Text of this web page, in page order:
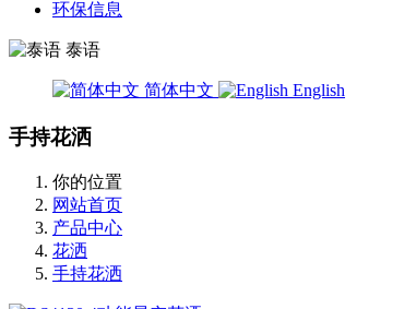
环保信息
泰语
简体中文 English
手持花洒
你的位置
网站首页
产品中心
花洒
手持花洒